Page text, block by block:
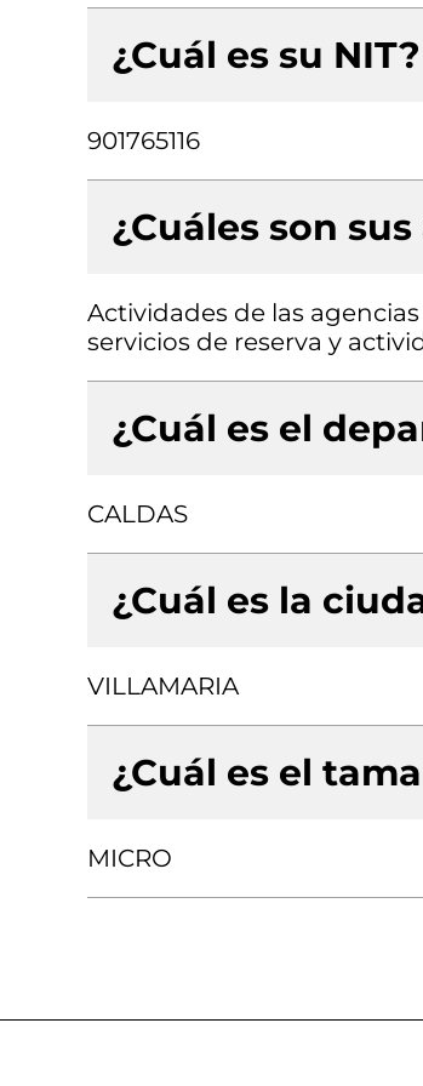
¿Cuál es su NIT?
901765116
¿Cuáles son
Actividades de las
servicios de reserva y
¿Cuál es el
CALDAS
¿Cuál es la
VILLAMARIA
¿Cuál es el
MICRO